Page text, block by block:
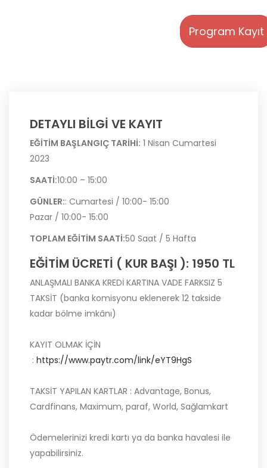
Program Kayıt
DETAYLI BİLGİ VE KAYIT
EĞİTİM BAŞLANGIÇ TARİHİ: 1 Nisan Cumartesi
2023
SAATİ:10:00 – 15:00
GÜNLER:: Cumartesi / 10:00- 15:00
Pazar / 10:00- 15:00
TOPLAM EĞİTİM SAATİ:50 Saat / 5 Hafta
EĞİTİM ÜCRETİ ( KUR BAŞI ): 1950 TL
ANLAŞMALI BANKA KREDİ KARTINA VADE FARKSIZ 5
TAKSİT (banka komisyonu eklenerek 12 takside
kadar bölme imkânı)
KAYIT OLMAK İÇİN
: https://www.paytr.com/link/eYT9HgS
TAKSİT YAPILAN KARTLAR : Advantage, Bonus,
Cardfinans, Maximum, paraf, World, Sağlamkart
Ödemelerinizi kredi kartı ya da banka havalesi ile
yapabilirsiniz.